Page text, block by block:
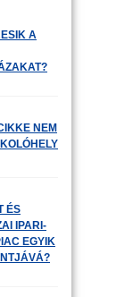
A
NEM
ÉS
IPARI-
EGYIK